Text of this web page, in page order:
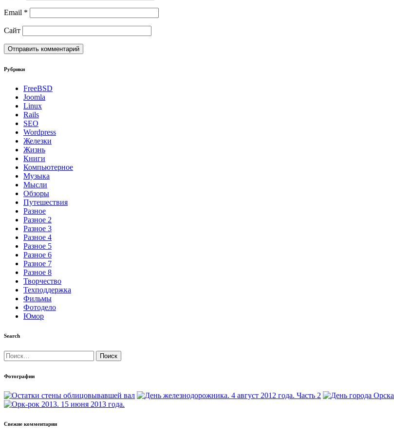
Email *
Сайт
Рубрики
FreeBSD
Joomla
Linux
Rails
SEO
Wordpress
Железки
Жизнь
Книги
Компьютерное
Музыка
Мысли
Обзоры
Путешествия
Разное
Разное 2
Разное 3
Разное 4
Разное 5
Разное 6
Разное 7
Разное 8
Творчество
Техподдержка
Фильмы
Фотодело
Юмор
Search
Найти:
Фотографии
Свежие комментарии